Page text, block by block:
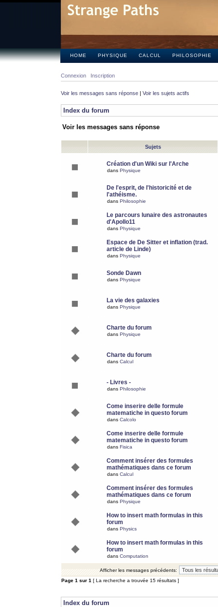
HOME PHYSIQUE CALCUL PHILOSOPHIE
Connexion Inscription
Voir les messages sans réponse | Voir les sujets actifs
Index du forum
Voir les messages sans réponse
Sujets
Création d'un Wiki sur l'Arche
dans Physique
De l'esprit, de l'historicité et de
l'athéisme.
dans Philosophie
Le parcours lunaire des astronautes
d'Apollo11
dans Physique
Espace de De Sitter et inflation (trad.
article de Linde)
dans Physique
Sonde Dawn
dans Physique
La vie des galaxies
dans Physique
Charte du forum
dans Physique
Charte du forum
dans Calcul
- Livres -
dans Philosophie
Come inserire delle formule
matematiche in questo forum
dans Calcolo
Come inserire delle formule
matematiche in questo forum
dans Fisica
Comment insérer des formules
mathématiques dans ce forum
dans Calcul
Comment insérer des formules
mathématiques dans ce forum
dans Physique
How to insert math formulas in this
forum
dans Physics
How to insert math formulas in this
forum
dans Computation
Afficher les messages précédents:
Page 1 sur 1 [ La recherche a trouvée 15 résultats ]
Index du forum